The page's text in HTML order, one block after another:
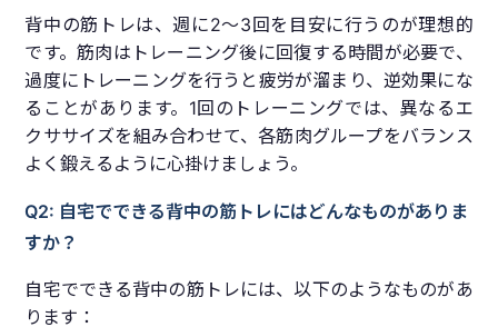
背中の筋トレは、週に2〜3回を目安に行うのが理想的
です。筋肉はトレーニング後に回復する時間が必要で、
過度にトレーニングを行うと疲労が溜まり、逆効果にな
ることがあります。1回のトレーニングでは、異なるエ
クササイズを組み合わせて、各筋肉グループをバランス
よく鍛えるように心掛けましょう。
Q2: 自宅でできる背中の筋トレにはどんなものがありま
すか？
自宅でできる背中の筋トレには、以下のようなものがあ
ります：